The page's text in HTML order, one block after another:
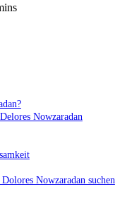
Nowzaradan
Nowzaradan suchen